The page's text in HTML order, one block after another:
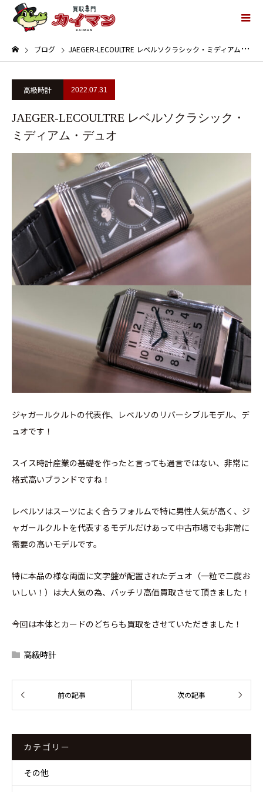
ブログ JAEGER-LECOULTRE レベルソクラシック・ミディアム・デュオ
高級時計 2022.07.31
JAEGER-LECOULTRE レベルソクラシック・
ミディアム・デュオ
ジャガールクルトの代表作、レベルソのリバーシブルモデル、デ
ュオです！
スイス時計産業の基礎を作ったと言っても過言ではない、非常に
格式高いブランドですね！
レベルソはスーツによく合うフォルムで特に男性人気が高く、ジ
ャガールクルトを代表するモデルだけあって中古市場でも非常に
需要の高いモデルです。
特に本品の様な両面に文字盤が配置されたデュオ（一粒で二度お
いしい！）は大人気の為、バッチリ高価買取させて頂きました！
今回は本体とカードのどちらも買取をさせていただきました！
高級時計
カテゴリー
その他